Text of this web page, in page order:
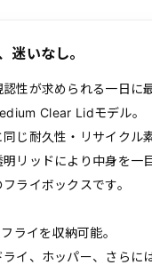
迷いなし。
性が求められる一日に
Clear Lidモデル。
同じ耐久性・リサイクル
明リッドにより中身を一
ライボックスです。
ライを収納可能。
イ、ホッパー、さらに